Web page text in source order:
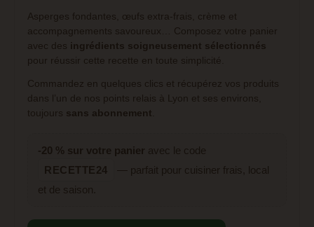
Asperges fondantes, œufs extra-frais, crème et
accompagnements savoureux… Composez votre panier
avec des ingrédients soigneusement sélectionnés
pour réussir cette recette en toute simplicité.
Commandez en quelques clics et récupérez vos produits
dans l’un de nos points relais à Lyon et ses environs,
toujours sans abonnement
-20 % sur votre panier avec le code
RECETTE24
— parfait pour cuisiner frais, local
et de saison.